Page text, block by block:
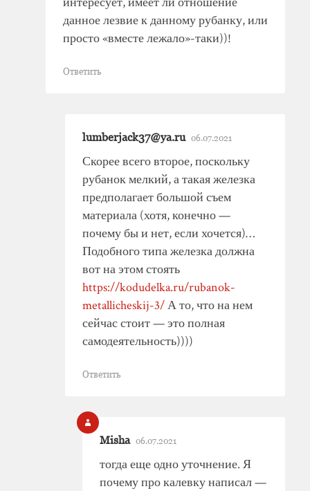
данное лезвие к данному рубанку, или
просто «вместе лежало»-таки))!
Ответить
lumberjack37@ya.ru 06.07.2021
Скорее всего второе, поскольку
рубанок мелкий, а такая железка
предполагает большой съем
материала (хотя, конечно —
почему бы и нет, если хочется)…
Подобного типа железка должна
вот на этом стоять
https://kodudelka.ru/rubanok-
metallicheskij-3/А то, что на нем
сейчас стоит — это полная
самодеятельность))))
Ответить
Misha 06.07.2021
тогда еще одно уточнение. Я
почему про калевку написал —